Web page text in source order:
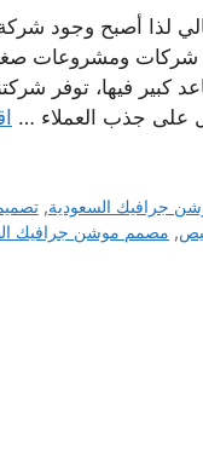
لذا أصبح وجود
شركات ومشروعات
كبير فيها، توفر
على جذب العملاء …
جرافيك السعودية,
, مصمم موشن جرافيك